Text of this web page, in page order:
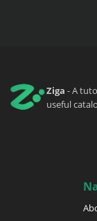
Ziga - A
useful